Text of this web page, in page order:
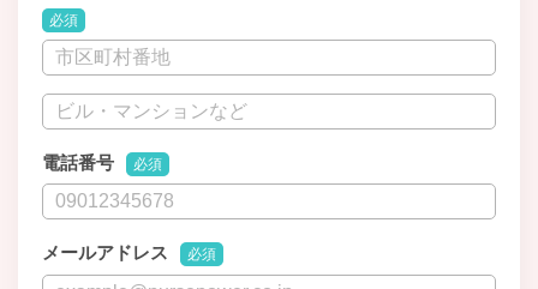
必須
電話番号 必須
メールアドレス 必須